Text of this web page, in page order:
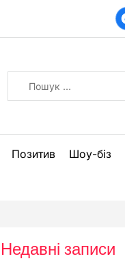
Позитив Шоу-біз
Недавні записи